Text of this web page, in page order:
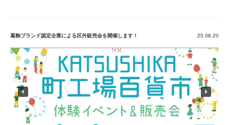
葛飾ブランド認定企業による区外販売会を開催します！ 25.08.20